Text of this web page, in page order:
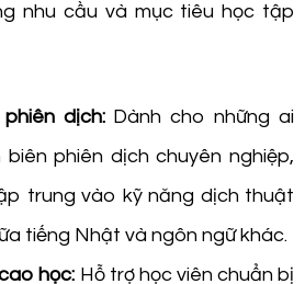
nhu cầu và mục tiêu học tập
dịch:Dành cho những ai
phiên dịch chuyên nghiệp,
trung vào kỹ năng dịch thuật
tiếng Nhật và ngôn ngữ khác.
học: Hỗ trợ học viên chuẩn bị